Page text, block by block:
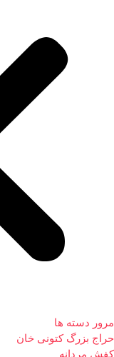
مرور دسته ها
حراج بزرگ کتونی خان
کفش مردانه